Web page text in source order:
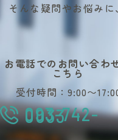
そんな疑問やお悩み
お電話でのお問い合わ
こちら
受付時間：9:00〜
093-742-
0033